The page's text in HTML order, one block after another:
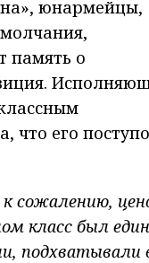
юнармейцы,
память о
что его
сожалению,
класс был
подхватывали